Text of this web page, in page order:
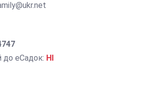
до еСадок: НІ